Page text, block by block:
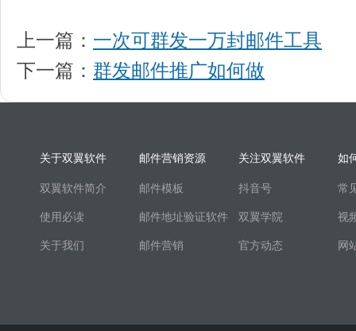
上一篇： 一次可群发一万封邮件工具
下一篇： 群发邮件推广如何做
关于双翼软件
双翼软件简介
使用必读
关于我们
邮件营销资源
邮件模板
邮件地址验证软件
邮件营销
关注双翼软件
抖音号
双翼学院
官方动态
如
常
视
网